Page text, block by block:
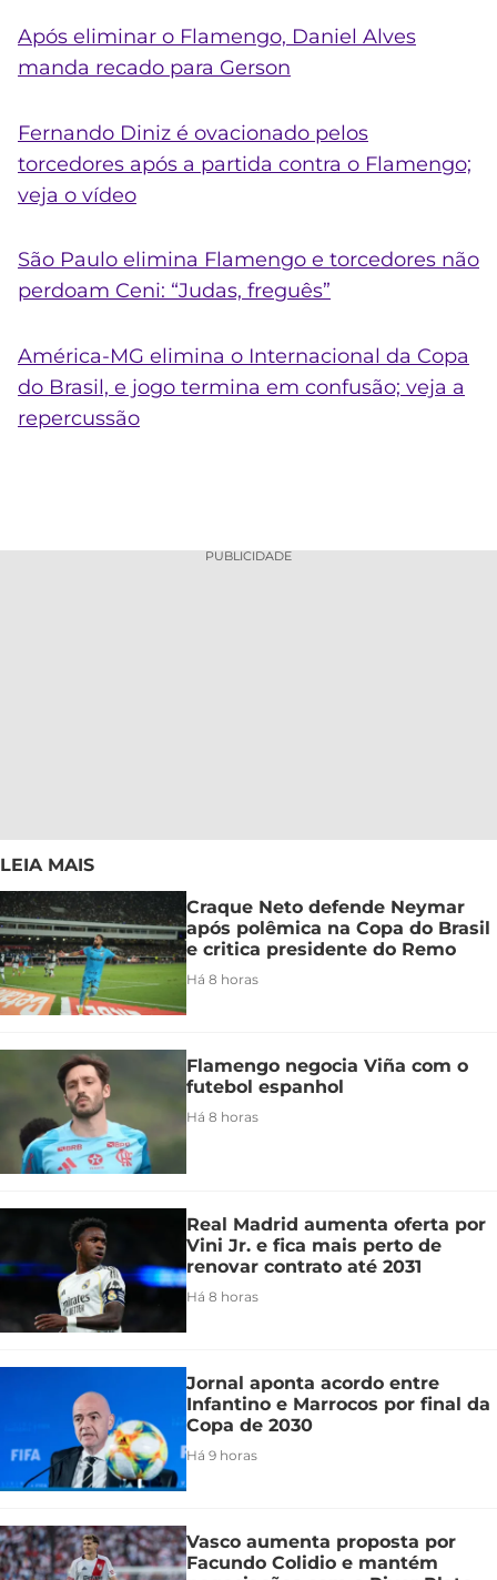
Após eliminar o Flamengo, Daniel Alves
manda recado para Gerson
Fernando Diniz é ovacionado pelos
torcedores após a partida contra o Flamengo;
veja o vídeo
São Paulo elimina Flamengo e torcedores não
perdoam Ceni: “Judas, freguês”
América-MG elimina o Internacional da Copa
do Brasil, e jogo termina em confusão; veja a
repercussão
PUBLICIDADE
LEIA MAIS
Craque Neto defende Neymar
após polêmica na Copa do Brasil
e critica presidente do Remo
Há 8 horas
Flamengo negocia Viña com o
futebol espanhol
Há 8 horas
Real Madrid aumenta oferta por
Vini Jr. e fica mais perto de
renovar contrato até 2031
Há 8 horas
Jornal aponta acordo entre
Infantino e Marrocos por final da
Copa de 2030
Há 9 horas
Vasco aumenta proposta por
Facundo Colidio e mantém